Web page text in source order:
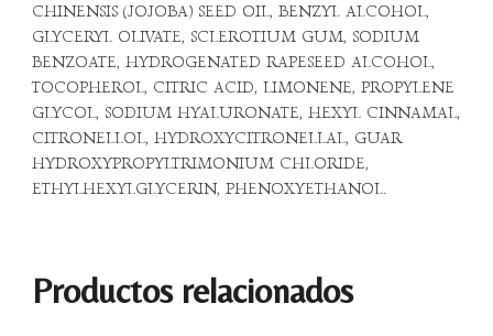
CHINENSIS (JOJOBA) SEED OIL, BENZYL ALCOHOL,
GLYCERYL OLIVATE, SCLEROTIUM GUM, SODIUM
BENZOATE, HYDROGENATED RAPESEED ALCOHOL,
TOCOPHEROL, CITRIC ACID, LIMONENE, PROPYLENE
GLYCOL, SODIUM HYALURONATE, HEXYL CINNAMAL,
CITRONELLOL, HYDROXYCITRONELLAL, GUAR
HYDROXYPROPYLTRIMONIUM CHLORIDE,
ETHYLHEXYLGLYCERIN, PHENOXYETHANOL.
Productos relacionados